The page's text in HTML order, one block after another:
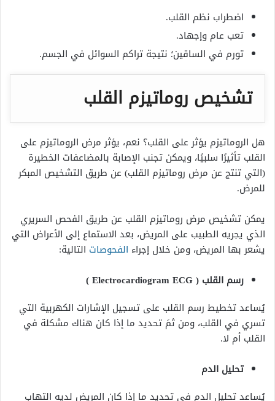
اضطراب نظم القلب.
تعب عام وإجهاد.
تورم في الساقين؛ نتيجة تراكم السوائل في الجسم.
تشخيص روماتيزم القلب
هل الروماتيزم يؤثر على القلب؟ نعم، يؤثر مرض الروماتيزم على
القلب تأثيرًا سلبيًا، ويمكن تجنب الإصابة بالمضاعفات الخطيرة
(التي تنتج عن مرض روماتيزم القلب) عن طريق التشخيص المبكر
للمرض.
يمكن تشخيص مرض روماتيزم القلب عن طريق الفحص السريري
الذي يجريه الطبيب على المريض، بعد الاستماع إلى الأعراض التي
يشعر بها المريض، ومن خلال إجراء الفحوصات التالية:
رسم القلب ( Electrocardiogram ECG )
يُساعد تخطيط رسم القلب على تسجيل الإشارات الكهربية التي
تسري في القلب، ومن ثمَ تحديد ما إذا كان هناك مشكلة في
القلب أم لا.
تحليل الدم
يُساعد تحليل الدم في تحديد ما إذا كان المريض لديه التهاب